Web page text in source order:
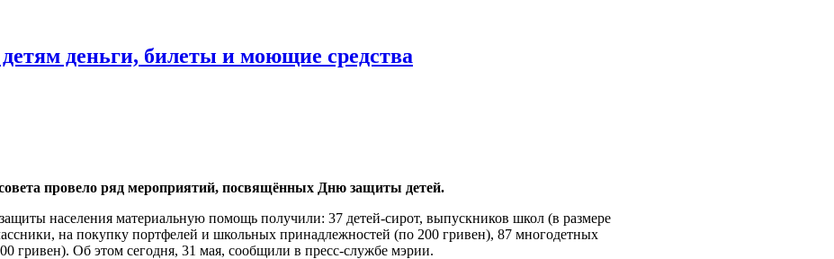
деньги, билеты и моющие средства
провело ряд мероприятий, посвящённых Дню защиты детей.
населения материальную помощь получили: 37 детей-сирот, выпускников школ (в размере
на покупку портфелей и школьных принадлежностей (по 200 гривен), 87 многодетных
гривен). Об этом сегодня, 31 мая, сообщили в пресс-службе мэрии.